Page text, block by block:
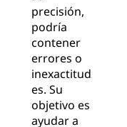
precisión,
podría
contener
errores o
inexactitud
es. Su
objetivo es
ayudar a